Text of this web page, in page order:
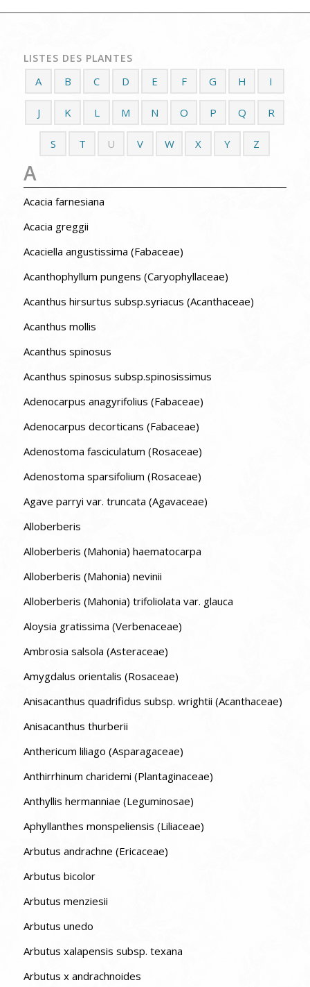
LISTES DES PLANTES
A B C D E F G H I
J K L M N O P Q R
S T U V W X Y Z
A
Acacia farnesiana
Acacia greggii
Acaciella angustissima (Fabaceae)
Acanthophyllum pungens (Caryophyllaceae)
Acanthus hirsurtus subsp.syriacus (Acanthaceae)
Acanthus mollis
Acanthus spinosus
Acanthus spinosus subsp.spinosissimus
Adenocarpus anagyrifolius (Fabaceae)
Adenocarpus decorticans (Fabaceae)
Adenostoma fasciculatum (Rosaceae)
Adenostoma sparsifolium (Rosaceae)
Agave parryi var. truncata (Agavaceae)
Alloberberis
Alloberberis (Mahonia) haematocarpa
Alloberberis (Mahonia) nevinii
Alloberberis (Mahonia) trifoliolata var. glauca
Aloysia gratissima (Verbenaceae)
Ambrosia salsola (Asteraceae)
Amygdalus orientalis (Rosaceae)
Anisacanthus quadrifidus subsp. wrightii (Acanthaceae)
Anisacanthus thurberii
Anthericum liliago (Asparagaceae)
Anthirrhinum charidemi (Plantaginaceae)
Anthyllis hermanniae (Leguminosae)
Aphyllanthes monspeliensis (Liliaceae)
Arbutus andrachne (Ericaceae)
Arbutus bicolor
Arbutus menziesii
Arbutus unedo
Arbutus xalapensis subsp. texana
Arbutus x andrachnoides